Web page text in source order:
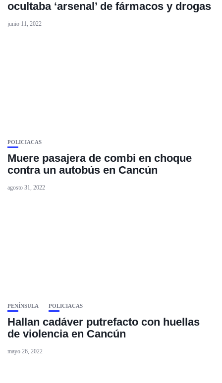
ocultaba ‘arsenal’ de fármacos y drogas
junio 11, 2022
POLICIACAS
Muere pasajera de combi en choque
contra un autobús en Cancún
agosto 31, 2022
PENÍNSULA POLICIACAS
Hallan cadáver putrefacto con huellas
de violencia en Cancún
mayo 26, 2022